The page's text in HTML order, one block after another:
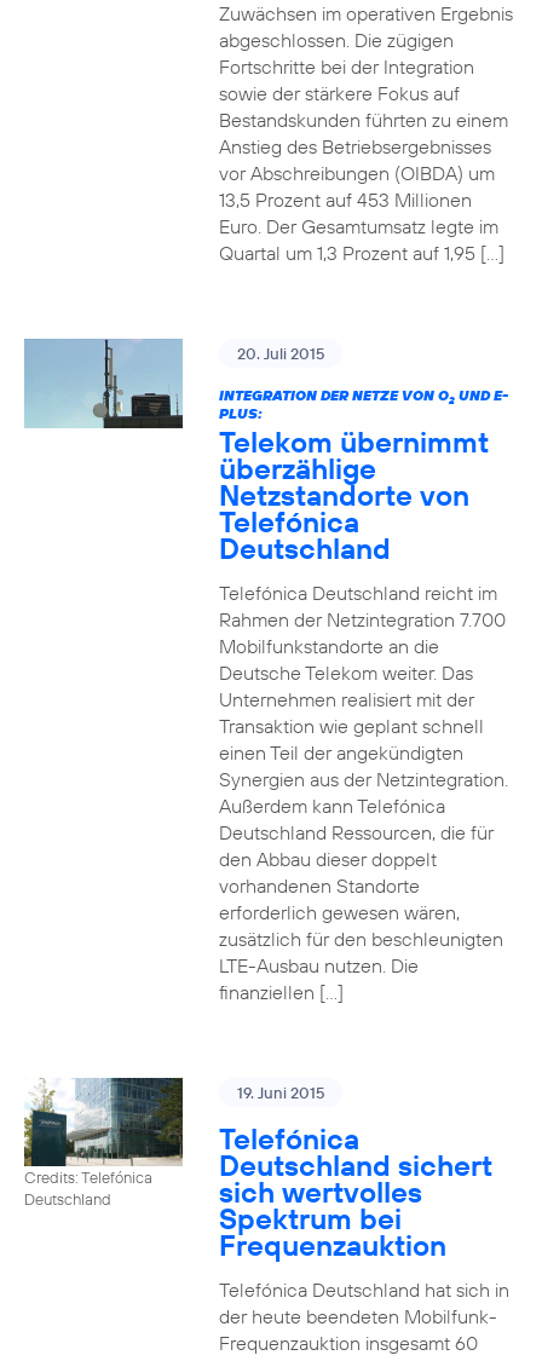
Zuwächsen im operativen Ergebnis
abgeschlossen. Die zügigen
Fortschritte bei der Integration
sowie der stärkere Fokus auf
Bestandskunden führten zu einem
Anstieg des Betriebsergebnisses
vor Abschreibungen (OIBDA) um
13,5 Prozent auf 453 Millionen
Euro. Der Gesamtumsatz legte im
Quartal um 1,3 Prozent auf 1,95 […]
20. Juli 2015
INTEGRATION DER NETZE VON O2UND E-
PLUS:
Telekom übernimmt
überzählige
Netzstandorte von
Telefónica
Deutschland
Telefónica Deutschland reicht im
Rahmen der Netzintegration 7.700
Mobilfunkstandorte an die
Deutsche Telekom weiter. Das
Unternehmen realisiert mit der
Transaktion wie geplant schnell
einen Teil der angekündigten
Synergien aus der Netzintegration.
Außerdem kann Telefónica
Deutschland Ressourcen, die für
den Abbau dieser doppelt
vorhandenen Standorte
erforderlich gewesen wären,
zusätzlich für den beschleunigten
LTE-Ausbau nutzen. Die
finanziellen […]
Credits: Telefónica
Deutschland
19. Juni 2015
Telefónica
Deutschland sichert
sich wertvolles
Spektrum bei
Frequenzauktion
Telefónica Deutschland hat sich in
der heute beendeten Mobilfunk-
Frequenzauktion insgesamt 60